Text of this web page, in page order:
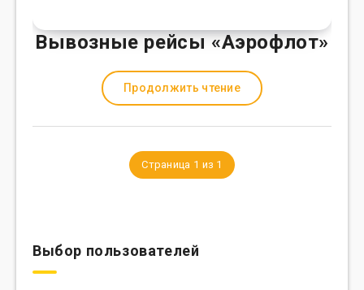
Вывозные рейсы «Аэрофлот»
Продолжить чтение
Страница 1 из 1
Выбор пользователей